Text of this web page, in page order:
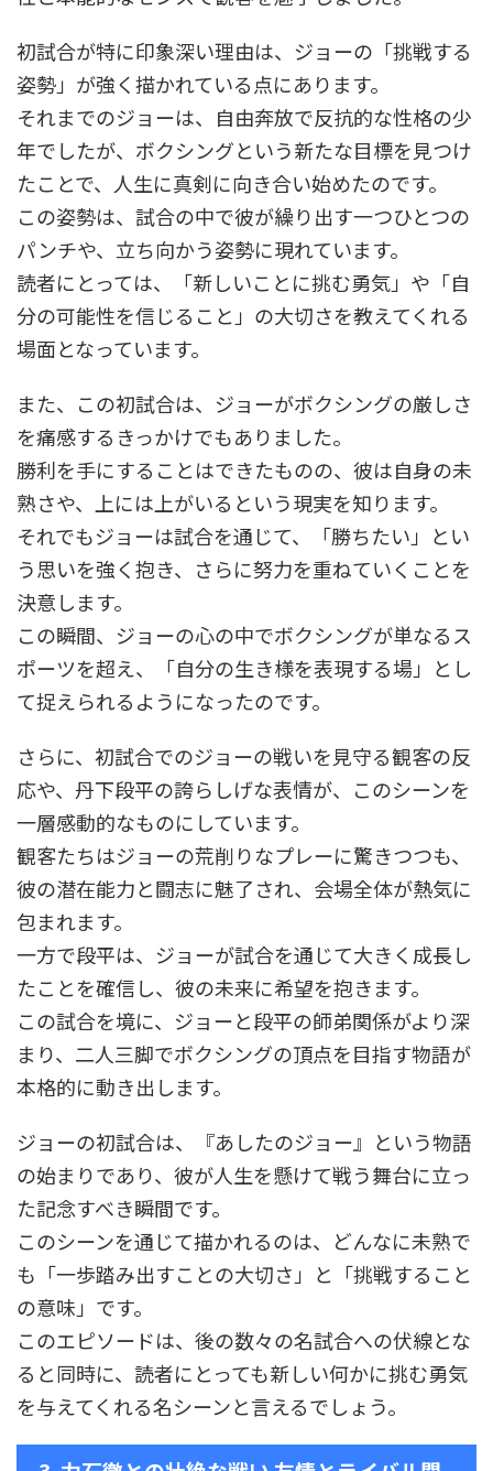
初試合が特に印象深い理由は、ジョーの「挑戦する
姿勢」が強く描かれている点にあります。
それまでのジョーは、自由奔放で反抗的な性格の少
年でしたが、ボクシングという新たな目標を見つけ
たことで、人生に真剣に向き合い始めたのです。
この姿勢は、試合の中で彼が繰り出す一つひとつの
パンチや、立ち向かう姿勢に現れています。
読者にとっては、「新しいことに挑む勇気」や「自
分の可能性を信じること」の大切さを教えてくれる
場面となっています。
また、この初試合は、ジョーがボクシングの厳しさ
を痛感するきっかけでもありました。
勝利を手にすることはできたものの、彼は自身の未
熟さや、上には上がいるという現実を知ります。
それでもジョーは試合を通じて、「勝ちたい」とい
う思いを強く抱き、さらに努力を重ねていくことを
決意します。
この瞬間、ジョーの心の中でボクシングが単なるス
ポーツを超え、「自分の生き様を表現する場」とし
て捉えられるようになったのです。
さらに、初試合でのジョーの戦いを見守る観客の反
応や、丹下段平の誇らしげな表情が、このシーンを
一層感動的なものにしています。
観客たちはジョーの荒削りなプレーに驚きつつも、
彼の潜在能力と闘志に魅了され、会場全体が熱気に
包まれます。
一方で段平は、ジョーが試合を通じて大きく成長し
たことを確信し、彼の未来に希望を抱きます。
この試合を境に、ジョーと段平の師弟関係がより深
まり、二人三脚でボクシングの頂点を目指す物語が
本格的に動き出します。
ジョーの初試合は、『あしたのジョー』という物語
の始まりであり、彼が人生を懸けて戦う舞台に立っ
た記念すべき瞬間です。
このシーンを通じて描かれるのは、どんなに未熟で
も「一歩踏み出すことの大切さ」と「挑戦すること
の意味」です。
このエピソードは、後の数々の名試合への伏線とな
ると同時に、読者にとっても新しい何かに挑む勇気
を与えてくれる名シーンと言えるでしょう。